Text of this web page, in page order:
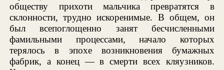
обществу прихоти мальчика превратятся в
склонности, трудно искоренимые. В общем, он
был всепоглощенно занят бесчисленными
фамильными процессами, начало которых
терялось в эпохе возникновения бумажных
фабрик, а конец — в смерти всех кляузников.